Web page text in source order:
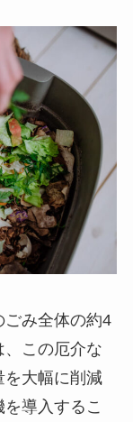
ごみ全体の約4
この厄介な
を大幅に削減
導入するこ